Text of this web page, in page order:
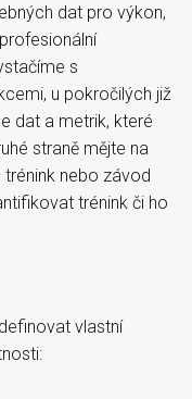
dat pro výkon,
s
u pokročilých již
dat a metrik, které
straně mějte na
trénink nebo závod
trénink či ho
vlastní